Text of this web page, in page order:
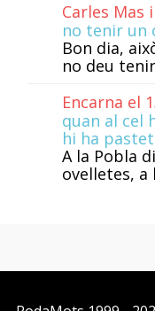
Carles Mas
no tenir un
Bon dia,
no deu
Encarna el
quan al cel
hi ha
A la Pobla
ovelletes, a